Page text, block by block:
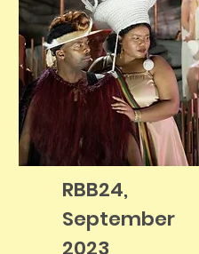
RBB24,
September
2023